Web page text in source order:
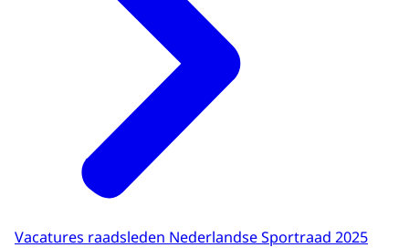
Vacatures raadsleden Nederlandse Sportraad 2025